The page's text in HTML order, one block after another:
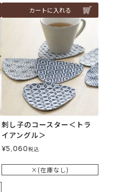
カートに入れる
刺し子のコースター＜トラ
イアングル＞
¥5,060税込
×(在庫なし)